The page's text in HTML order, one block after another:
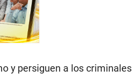
y persiguen a los criminales